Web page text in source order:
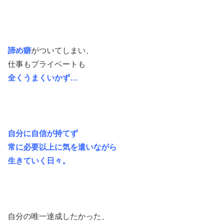
諦め癖がついてしまい、
仕事もプライベートも
全くうまくいかず…
自分に自信が持てず
常に必要以上に気を遣いながら
生きていく日々。
自分の唯一達成したかった、